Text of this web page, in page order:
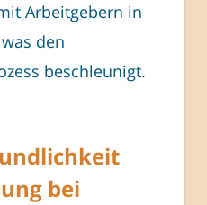
Arbeitgebern in
den
beschleunigt.
bei